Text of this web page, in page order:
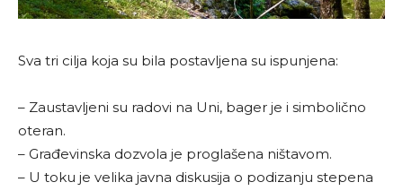
Sva tri cilja koja su bila postavljena su ispunjena:
– Zaustavljeni su radovi na Uni, bager je i simbolično
oteran.
– Građevinska dozvola je proglašena ništavom.
– U toku je velika javna diskusija o podizanju stepena